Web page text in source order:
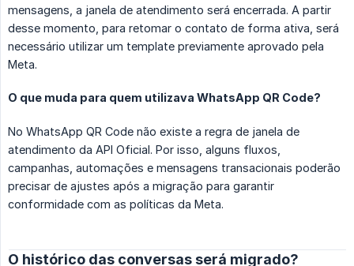
mensagens, a janela de atendimento será encerrada. A partir
desse momento, para retomar o contato de forma ativa, será
necessário utilizar um template previamente aprovado pela
Meta.
O que muda para quem utilizava WhatsApp QR Code?
No WhatsApp QR Code não existe a regra de janela de
atendimento da API Oficial. Por isso, alguns fluxos,
campanhas, automações e mensagens transacionais poderão
precisar de ajustes após a migração para garantir
conformidade com as políticas da Meta.
O histórico das conversas será migrado?